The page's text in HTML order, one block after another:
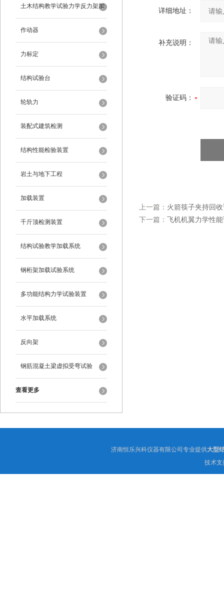
架
土木结构教学试验力学反力架加
载装置
作动器
力标定
结构试验台
轮轨力
装配式建筑检测
结构性能检验装置
岩土与地下工程
加载装置
千斤顶检测装置
结构试验教学加载系统
钢桁架加载试验系统
多功能结构力学试验装置
水平加载系统
反向架
钢筋混凝土梁虚拟受弯试验
查看更多
详细地址：
补充说明：
验证码：
上一篇： 火箭筷子夹持回
下一篇：
飞机机翼力学性
济南恒乐兴科仪器有限公司专业提供大型
技术支